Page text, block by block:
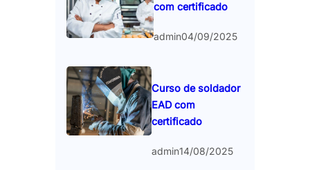
com certificado
admin04/09/2025
Curso de soldador
EAD com
certificado
admin14/08/2025